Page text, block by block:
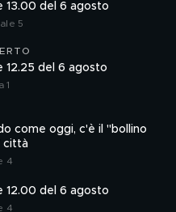
13.00 del 6 agosto
5
12.25 del 6 agosto
1
come oggi, c'è il "bollino
città
4
12.00 del 6 agosto
4